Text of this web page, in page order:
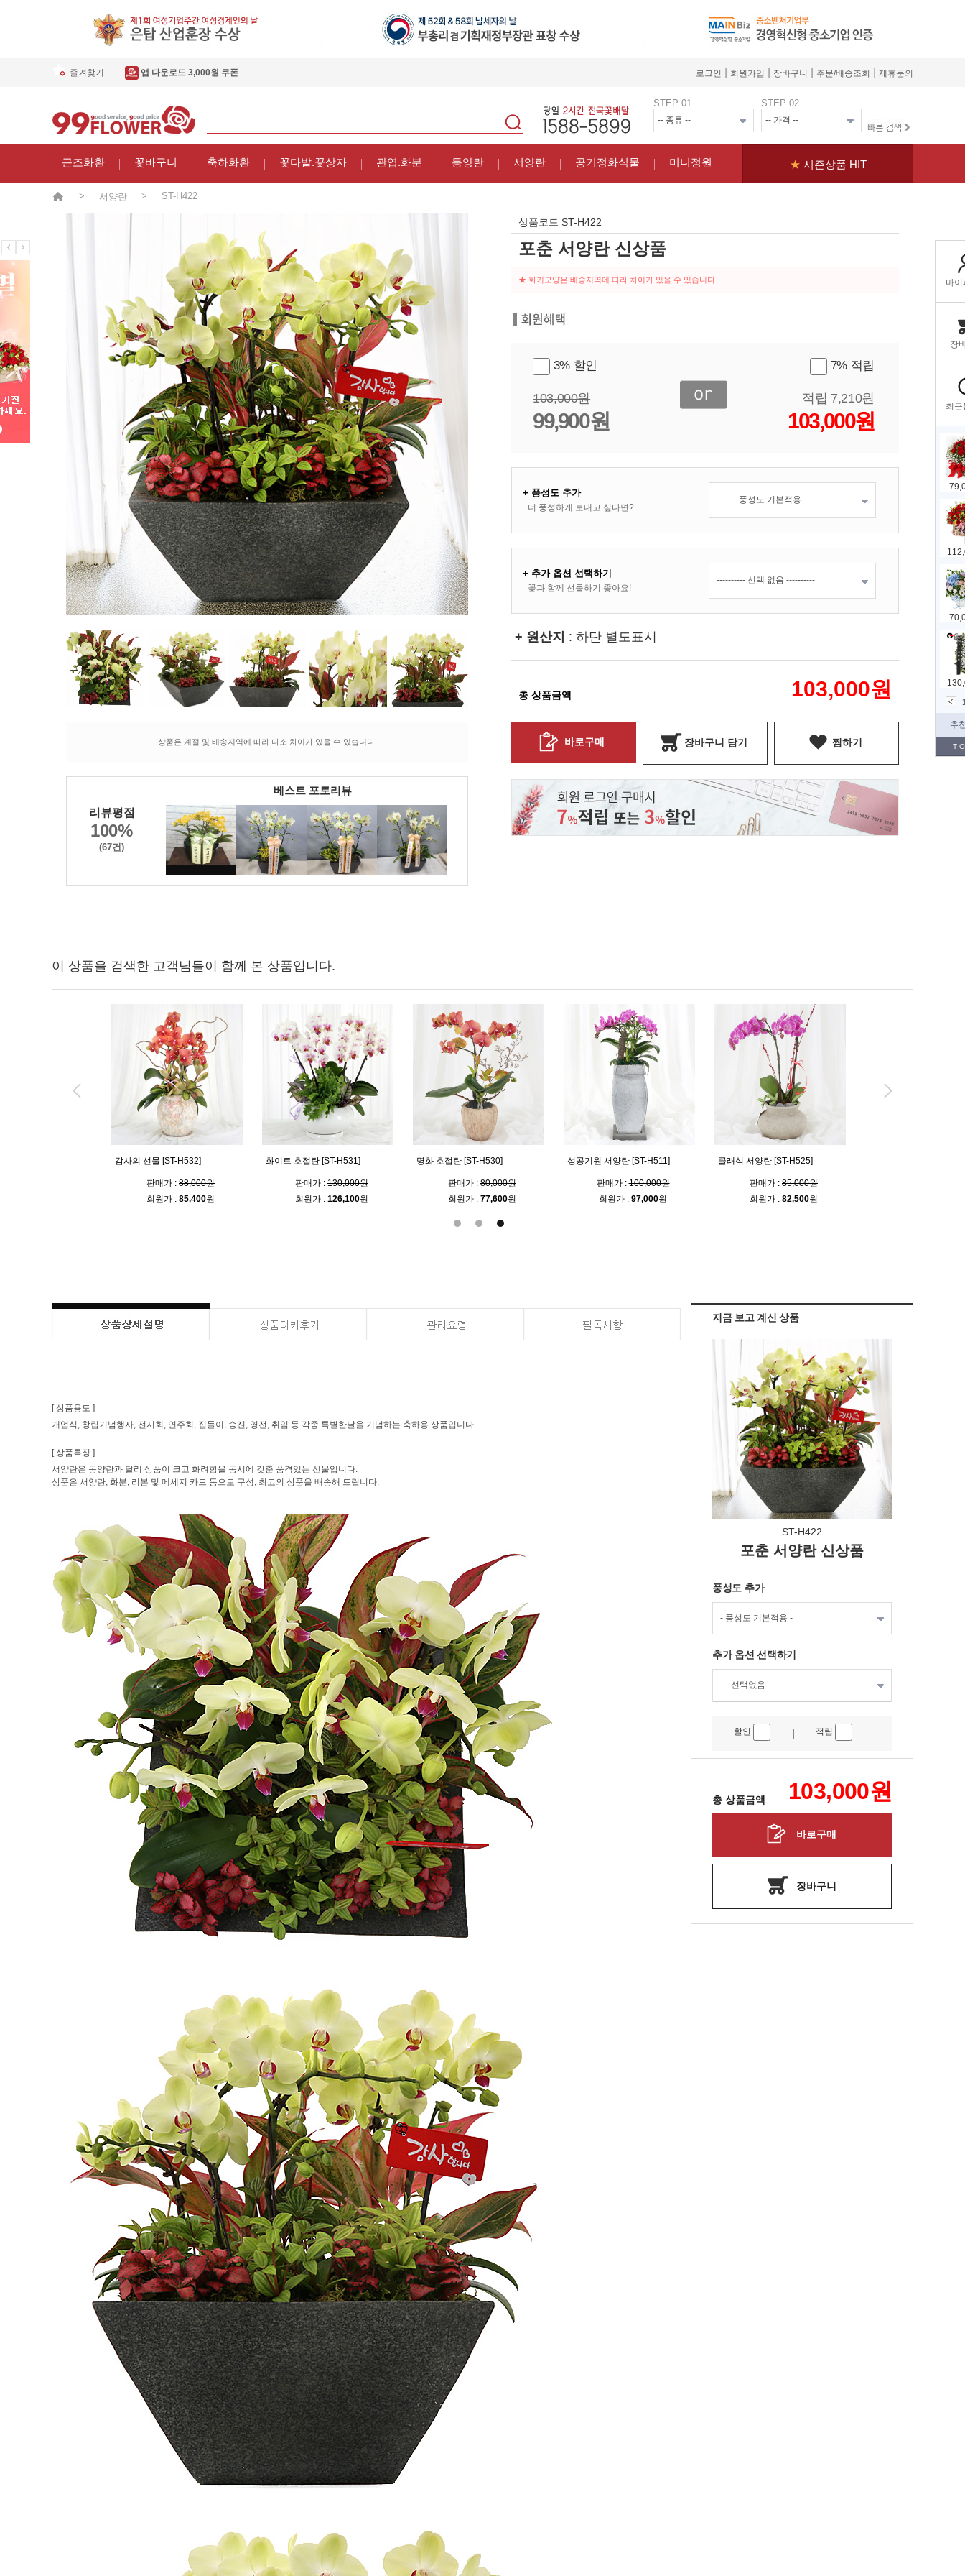
즐겨찾기 앱 다운로드 3,000원 쿠폰 로그인 회원가입 장바구니 주문/배송조회 제휴문의
STEP 01 STEP 02
근조화환 꽃바구니 축하화환 꽃다발.꽃상자 관엽.화분 동양란 서양란 공기정화식물 미니정원 ★ 시즌상품 HIT
> 서양란 > ST-H422
상품은 계절 및 배송지역에 따라 다소 차이가 있을 수 있습니다.
리뷰평점
100%
(67건)
베스트 포토리뷰
상품코드 ST-H422
포춘 서양란 신상품
★ 화기모양은 배송지역에 따라 차이가 있을 수 있습니다.
3% 할인
103,000원
99,900원
7% 적립
적립 7,210원
103,000원
+ 풍성도 추가
더 풍성하게 보내고 싶다면?
+ 추가 옵션 선택하기
꽃과 함께 선물하기 좋아요!
+ 원산지 : 하단 별도표시
총 상품금액 103,000원
바로구매 장바구니 담기 찜하기
이 상품을 검색한 고객님들이 함께 본 상품입니다.
감사의 선물 [ST-H532]
판매가 : 88,000원
회원가 : 85,400원
화이트 호접란 [ST-H531]
판매가 :130,000원
회원가 : 126,100원
명화 호접란 [ST-H530]
판매가 : 80,000원
회원가 : 77,600원
성공기원 서양란 [ST-H511]
판매가 :100,000원
회원가 : 97,000원
클래식 서양란 [ST-H525]
판매가 : 85,000원
회원가 : 82,500원
지금 보고 계신 상품
ST-H422
포춘 서양란 신상품
풍성도 추가
추가 옵션 선택하기
할인 | 적립
총 상품금액 103,000원
바로구매
장바구니
[ 상품용도 ]
개업식, 창립기념행사, 전시회, 연주회, 집들이, 승진, 영전, 취임 등 각종 특별한날을 기념하는 축하용 상품입니다.
[ 상품특징 ]
서양란은 동양란과 달리 상품이 크고 화려함을 동시에 갖춘 품격있는 선물입니다.
상품은 서양란, 화분, 리본 및 메세지 카드 등으로 구성, 최고의 상품을 배송해 드립니다.